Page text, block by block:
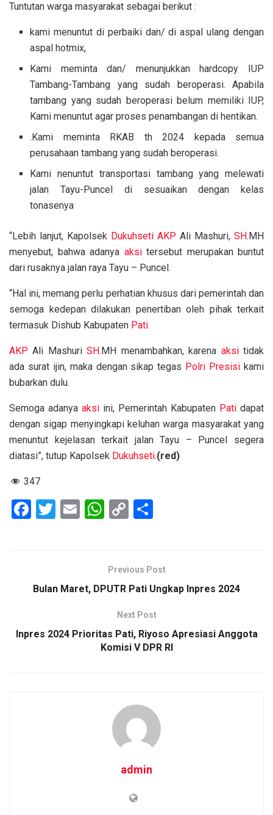
Tuntutan warga masyarakat sebagai berikut :
kami menuntut di perbaiki dan/ di aspal ulang dengan
aspal hotmix,
Kami meminta dan/ menunjukkan hardcopy IUP
Tambang-Tambang yang sudah beroperasi. Apabila
tambang yang sudah beroperasi belum memiliki IUP,
Kami menuntut agar proses penambangan di hentikan.
.Kami meminta RKAB th 2024 kepada semua
perusahaan tambang yang sudah beroperasi.
Kami nenuntut transportasi tambang yang melewati
jalan Tayu-Puncel di sesuaikan dengan kelas
tonasenya
“Lebih lanjut, Kapolsek Dukuhseti AKP Ali Mashuri, SH.MH
menyebut, bahwa adanya aksitersebut merupakan buntut
dari rusaknya jalan raya Tayu – Puncel.
“Hal ini, memang perlu perhatian khusus dari pemerintah dan
semoga kedepan dilakukan penertiban oleh pihak terkait
termasuk Dishub Kabupaten Pati.
AKP Ali MashuriSH.MH menambahkan, karena aksitidak
ada surat ijin, maka dengan sikap tegas Polri Presisi kami
bubarkan dulu.
Semoga adanya aksi ini, Pemerintah Kabupaten Pati dapat
dengan sigap menyingkapi keluhan warga masyarakat yang
menuntut kejelasan terkait jalan Tayu – Puncel segera
diatasi”, tutup Kapolsek Dukuhseti.(red)
347
F
o
k
T
E
W
s
A
p
C
Li
n
k
e
Previous Post
Bulan Maret, DPUTR Pati Ungkap Inpres 2024
Next Post
Inpres 2024 Prioritas Pati, Riyoso Apresiasi Anggota
Komisi V DPR RI
admin